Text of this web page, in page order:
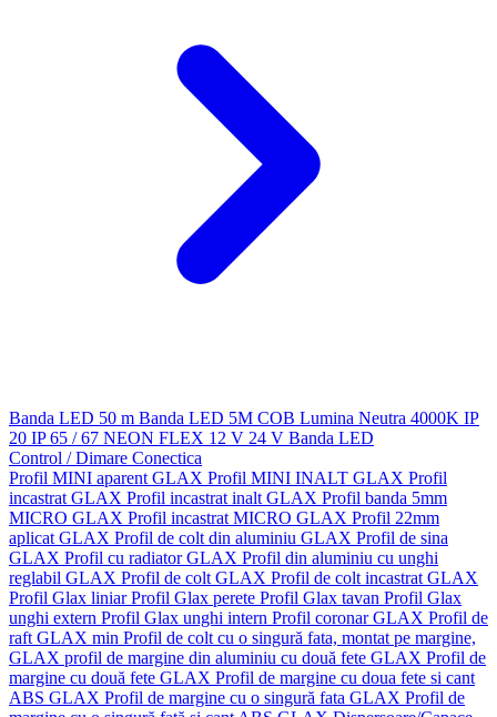
Banda LED 50 m Banda LED 5M COB Lumina Neutra 4000K IP
20 IP 65 / 67 NEON FLEX 12 V 24 V Banda LED
Control / Dimare Conectica
Profil MINI aparent GLAX Profil MINI INALT GLAX Profil
incastrat GLAX Profil incastrat inalt GLAX Profil banda 5mm
MICRO GLAX Profil incastrat MICRO GLAX Profil 22mm
aplicat GLAX Profil de colt din aluminiu GLAX Profil de sina
GLAX Profil cu radiator GLAX Profil din aluminiu cu unghi
reglabil GLAX Profil de colt GLAX Profil de colt incastrat GLAX
Profil Glax liniarProfil Glax perete Profil Glax tavan Profil Glax
unghi extern Profil Glax unghi intern Profil coronar GLAX Profil de
raft GLAX min Profil de colt cu o singură fata, montat pe margine,
GLAX profil de margine din aluminiu cu două fete GLAX Profil de
margine cu două fete GLAX Profil de margine cu doua fete si cant
ABS GLAX Profil de margine cu o singură fata GLAX Profil de